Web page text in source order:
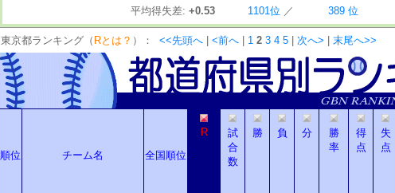
平均得失差: +0.53 1101位 ／ 389 位
東京都ランキング（ Rとは？ ）： <<先頭へ <前へ 1 2 3 4 5 次へ> 末尾へ>>
順位 チーム名 全国順位
R
試
合
数
勝 負 分
勝
率
得
点
失
点